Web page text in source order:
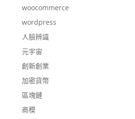
woocommerce
wordpress
人臉辨識
元宇宙
創新創業
加密貨幣
區塊鏈
商模